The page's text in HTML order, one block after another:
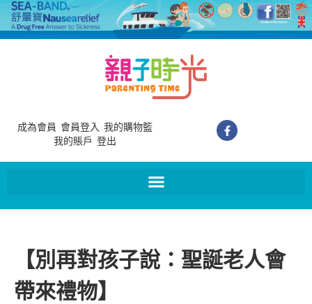
成為會員 會員登入 我的購物籃
我的賬戶 登出
【別再對孩子說：聖誕老人會
帶來禮物】